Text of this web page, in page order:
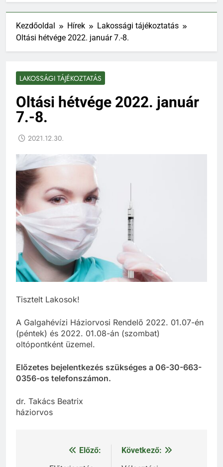
Kezdőoldal Hírek
Lakossági tájékoztatás
Oltási hétvége 2022. január 7.-8.
LAKOSSÁGI TÁJÉKOZTATÁS
Oltási hétvége 2022. január
7.-8.
2021.12.30.
Tisztelt Lakosok!
A Galgahévízi Háziorvosi Rendelő 2022. 01.07-én
(péntek) és 2022. 01.08-án (szombat)
oltópontként üzemel.
Előzetes bejelentkezés szükséges a 06-30-663-
0356-os telefonszámon.
dr. Takács Beatrix
háziorvos
BejegyzésElőző:
Következő: